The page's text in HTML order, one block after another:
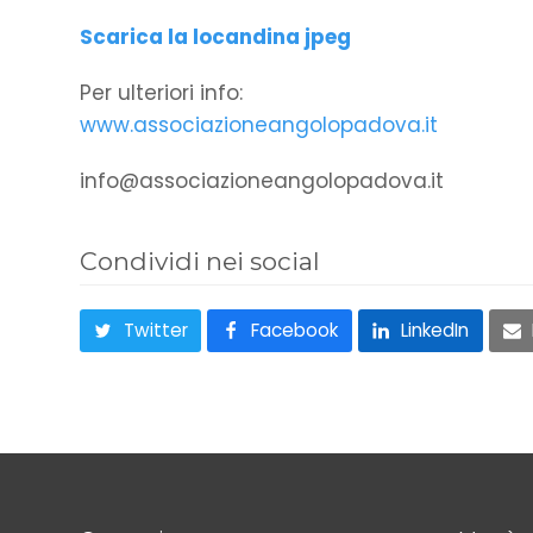
Scarica la locandina jpeg
Per ulteriori info:
www.associazioneangolopadova.it
info@associazioneangolopadova.it
Condividi nei social
Twitter Facebook LinkedIn